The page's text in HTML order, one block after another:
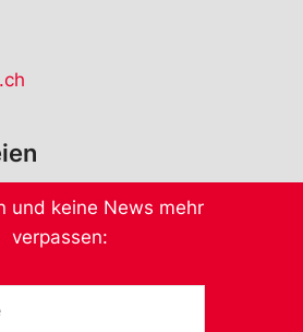
und keine News mehr
verpassen: